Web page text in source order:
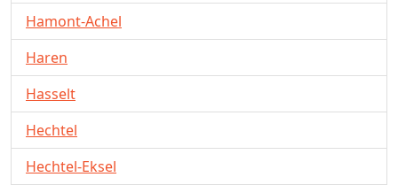
Hamont-Achel
Haren
Hasselt
Hechtel
Hechtel-Eksel